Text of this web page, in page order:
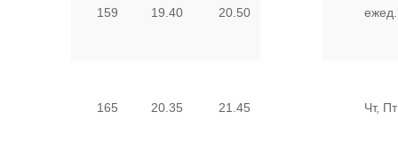
159 19.40 20.50 ежед.
165 20.35 21.45 Чт, Пт